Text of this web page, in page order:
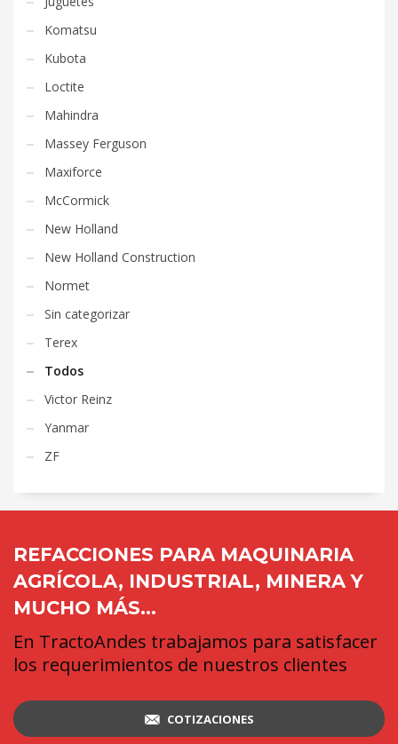
Komatsu
Kubota
Loctite
Mahindra
Massey Ferguson
Maxiforce
McCormick
New Holland
New Holland Construction
Normet
Sin categorizar
Terex
Todos
Victor Reinz
Yanmar
ZF
REFACCIONES PARA MAQUINARIA
AGRÍCOLA, INDUSTRIAL, MINERA Y
MUCHO MÁS...
En TractoAndes trabajamos para satisfacer
los requerimientos de nuestros clientes
COTIZACIONES